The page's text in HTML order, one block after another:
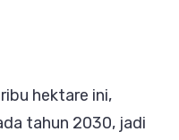
hektare ini,
tahun 2030, jadi